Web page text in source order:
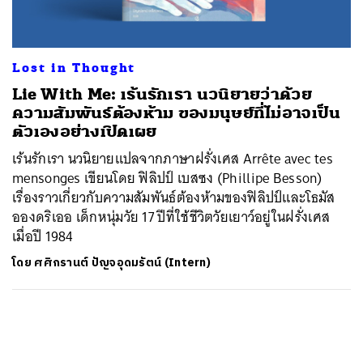
Lost in Thought
Lie With Me: เร้นรักเรา นวนิยายว่าด้วย
ความสัมพันธ์ต้องห้าม ของมนุษย์ที่ไม่อาจเป็น
ตัวเองอย่างเปิดเผย
เร้นรักเรา นวนิยายแปลจากภาษาฝรั่งเศส Arrête avec tes
mensonges เขียนโดย ฟิลิปป์ เบสซง (Phillipe Besson)
เรื่องราวเกี่ยวกับความสัมพันธ์ต้องห้ามของฟิลิปป์และโธมัส
อองดริเออ เด็กหนุ่มวัย 17 ปีที่ใช้ชีวิตวัยเยาว์อยู่ในฝรั่งเศส
เมื่อปี 1984
โดย ศศิกรานต์ ปัญจอุดมรัตน์ (Intern)
SHARE